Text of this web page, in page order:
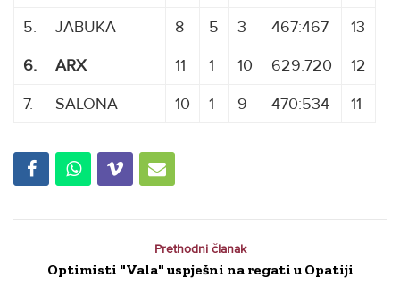
5.
JABUKA 8 5 3 467:467
13
6.
ARX 11 1 10 629:720
12
7.
SALONA 10 1 9 470:534 11
Prethodni članak
Optimisti "Vala" uspješni na regati u Opatiji